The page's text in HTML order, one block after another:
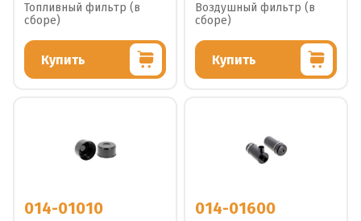
Топливный фильтр (в
сборе)
Купить
Воздушный фильтр (в
сборе)
Купить
014-01010 014-01600